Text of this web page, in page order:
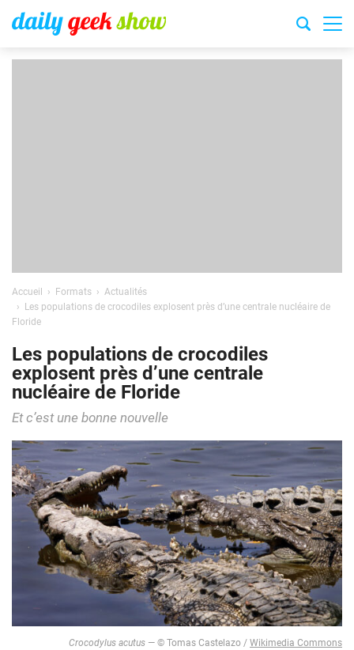
Accueil Formats
Actualités
Les populations de crocodiles explosent près d’une centrale nucléaire de
Floride
Les populations de crocodiles
explosent près d’une centrale
nucléaire de Floride
Et c’est une bonne nouvelle
Crocodylus acutus — © Tomas Castelazo / Wikimedia Commons